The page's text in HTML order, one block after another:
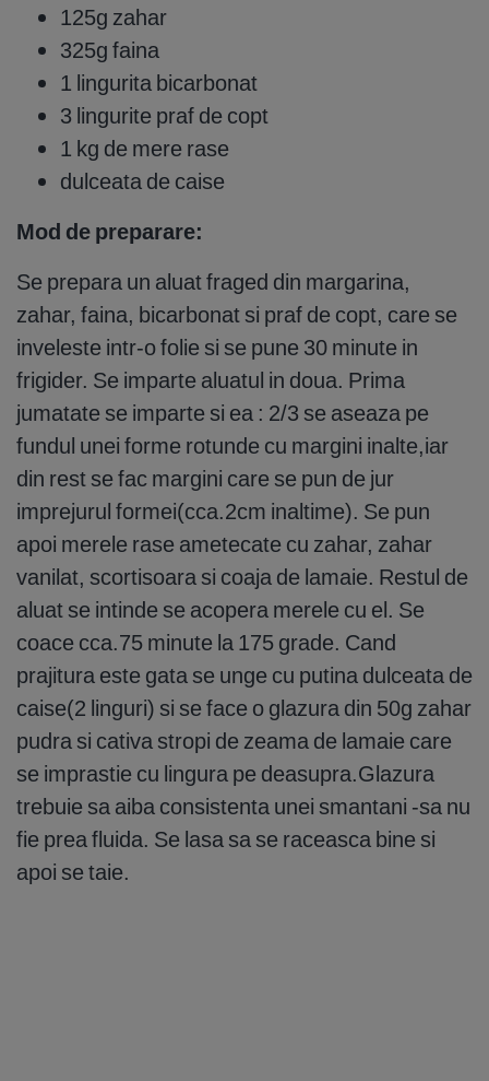
125g zahar
325g faina
1 lingurita bicarbonat
3 lingurite praf de copt
1 kg de mere rase
dulceata de caise
Mod de preparare:
Se prepara un aluat fraged din margarina,
zahar, faina, bicarbonat si praf de copt, care se
inveleste intr-o folie si se pune 30 minute in
frigider. Se imparte aluatul in doua. Prima
jumatate se imparte si ea : 2/3 se aseaza pe
fundul unei forme rotunde cu margini inalte,iar
din rest se fac margini care se pun de jur
imprejurul formei(cca.2cm inaltime). Se pun
apoi merele rase ametecate cu zahar, zahar
vanilat, scortisoara si coaja de lamaie. Restul de
aluat se intinde se acopera merele cu el. Se
coace cca.75 minute la 175 grade. Cand
prajitura este gata se unge cu putina dulceata de
caise(2 linguri) si se face o glazura din 50g zahar
pudra si cativa stropi de zeama de lamaie care
se imprastie cu lingura pe deasupra.Glazura
trebuie sa aiba consistenta unei smantani -sa nu
fie prea fluida. Se lasa sa se raceasca bine si
apoi se taie.